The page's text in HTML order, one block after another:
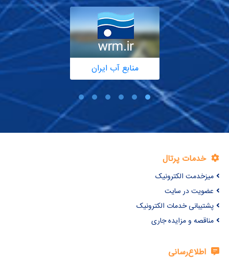
منابع آب ایران
خدمات پرتال
میزخدمت الکترونیک
عضویت در سایت
پشتیبانی خدمات الکترونیک
مناقصه و مزایده جاری
اطلاع‌رسانی